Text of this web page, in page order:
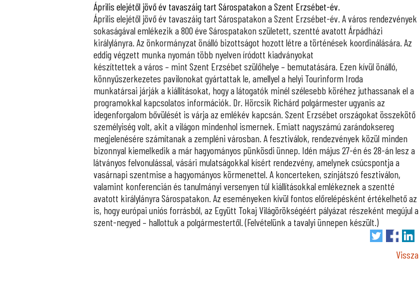
Április elejétől jövő év tavaszáig tart Sárospatakon a Szent Erzsébet-év.
Április elejétől jövő év tavaszáig tart Sárospatakon a Szent Erzsébet-év. A város rendezvények
sokaságával emlékezik a 800 éve Sárospatakon született, szentté avatott Árpádházi
királylányra. Az önkormányzat önálló bizottságot hozott létre a történések koordinálására. Az
eddig végzett munka nyomán több nyelven íródott kiadványokat
készíttettek a város – mint Szent Erzsébet szülőhelye – bemutatására. Ezen kívül önálló,
könnyűszerkezetes pavilonokat gyártattak le, amellyel a helyi Tourinform Iroda
munkatársai járják a kiállításokat, hogy a látogatók minél szélesebb köréhez juthassanak el a
programokkal kapcsolatos információk. Dr. Hörcsik Richárd polgármester ugyanis az
idegenforgalom bővülését is várja az emlékév kapcsán. Szent Erzsébet országokat összekötő
személyiség volt, akit a világon mindenhol ismernek. Emiatt nagyszámú zarándoksereg
megjelenésére számítanak a zempléni városban. A fesztiválok, rendezvények közül minden
bizonnyal kiemelkedik a már hagyományos pünkösdi ünnep. Idén május 27-én és 28-án lesz a
látványos felvonulással, vásári mulatságokkal kísért rendezvény, amelynek csúcspontja a
vasárnapi szentmise a hagyományos körmenettel. A koncerteken, színjátszó fesztiválon,
valamint konferencián és tanulmányi versenyen túl kiállításokkal emlékeznek a szentté
avatott királylányra Sárospatakon. Az eseményeken kívül fontos előrelépésként értékelhető az
is, hogy európai uniós forrásból, az Együtt Tokaj Világörökségéért pályázat részeként megújul a
szent-negyed – hallottuk a polgármestertől. (Felvételünk a tavalyi ünnepen készült.)
Vissza